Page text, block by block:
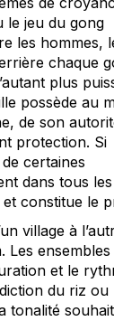
le jeu du gong
les hommes,
chaque
plus
possède au
de son
protection. Si
certaines
dans tous les
constitue le
village à
et le
du riz ou
tonalité